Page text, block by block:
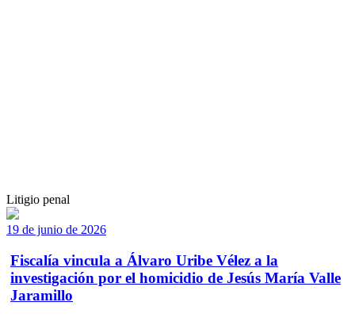
Litigio penal
19 de junio de 2026
Fiscalía vincula a Álvaro Uribe Vélez a la
investigación por el homicidio de Jesús María Valle
Jaramillo